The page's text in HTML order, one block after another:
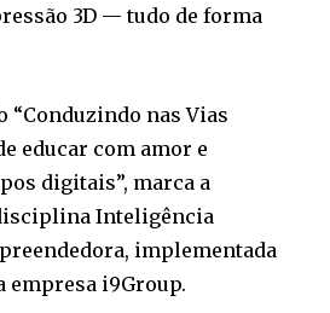
3D — tudo de forma
“Conduzindo nas Vias
educar com amor e
digitais”, marca a
Inteligência
implementada
empresa i9Group.